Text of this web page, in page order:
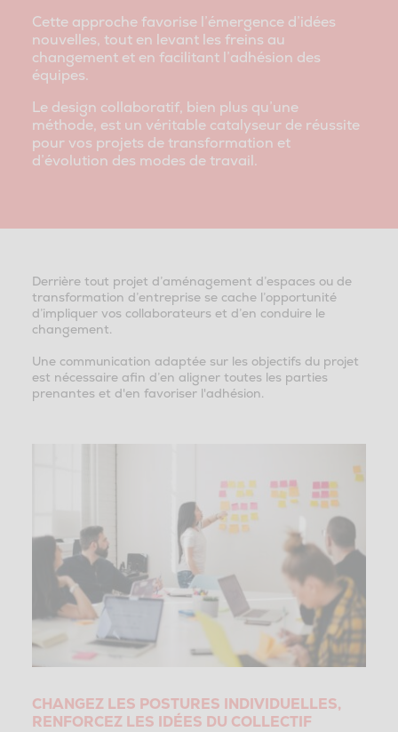
Cette approche favorise l’émergence d’idées
nouvelles, tout en levant les freins au
changement et en facilitant l’adhésion des
équipes.
Le design collaboratif, bien plus qu’une
méthode, est un véritable catalyseur de réussite
pour vos projets de transformation et
d’évolution des modes de travail.
Derrière tout projet d’aménagement d’espaces ou de
transformation d’entreprise se cache l’opportunité
d’impliquer vos collaborateurs et d’en conduire le
changement.
Une communication adaptée sur les objectifs du projet
est nécessaire afin d’en aligner toutes les parties
prenantes et d'en favoriser l'adhésion.
CHANGEZ LES POSTURES INDIVIDUELLES,
RENFORCEZ LES IDÉES DU COLLECTIF